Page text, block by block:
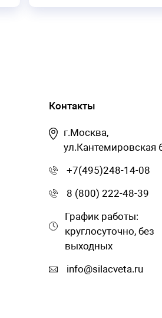
Контакты
г.Москва,
ул.Кантемировская
+7(495)248-14-08
8 (800) 222-48-39
График работы:
круглосуточно, без
выходных
info@silacveta.ru